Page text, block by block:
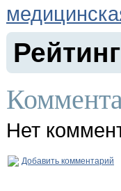
Нет
Добавить комментарий